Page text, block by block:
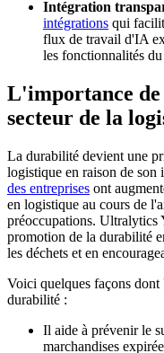
Intégration
intégrations qui
flux de travail d'IA
les fonctionnalités du
L'importance
secteur de la
La durabilité devient une
logistique en raison de son
des entreprises ont
en logistique au cours de
préoccupations. Ultralytics
promotion de la durabilité
les déchets et en
Voici quelques façons
durabilité :
Il aide à prévenir le
marchandises